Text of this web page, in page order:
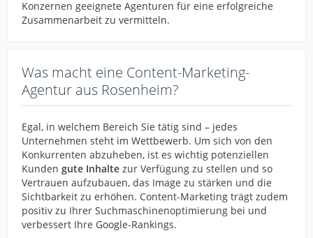
Konzernen geeignete Agenturen für eine erfolgreiche
Zusammenarbeit zu vermitteln.
Was macht eine Content-Marketing-
Agentur aus Rosenheim?
Egal, in welchem Bereich Sie tätig sind – jedes
Unternehmen steht im Wettbewerb. Um sich von den
Konkurrenten abzuheben, ist es wichtig potenziellen
Kunden gute Inhalte zur Verfügung zu stellen und so
Vertrauen aufzubauen, das Image zu stärken und die
Sichtbarkeit zu erhöhen. Content-Marketing trägt zudem
positiv zu Ihrer Suchmaschinenoptimierung bei und
verbessert Ihre Google-Rankings.